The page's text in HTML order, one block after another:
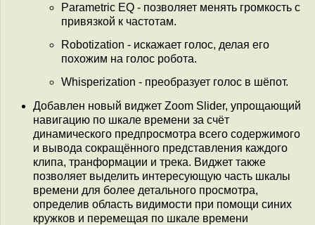
Parametric EQ - позволяет менять громкость с
привязкой к частотам.
Robotization - искажает голос, делая его
похожим на голос робота.
Whisperization - преобразует голос в шёпот.
Добавлен новый виджет Zoom Slider, упрощающий
навигацию по шкале времени за счёт
динамического предпросмотра всего содержимого
и вывода сокращённого представления каждого
клипа, транформации и трека. Виджет также
позволяет выделить интересующую часть шкалы
времени для более детального просмотра,
определив область видимости при помощи синих
кружков и перемещая по шкале времени